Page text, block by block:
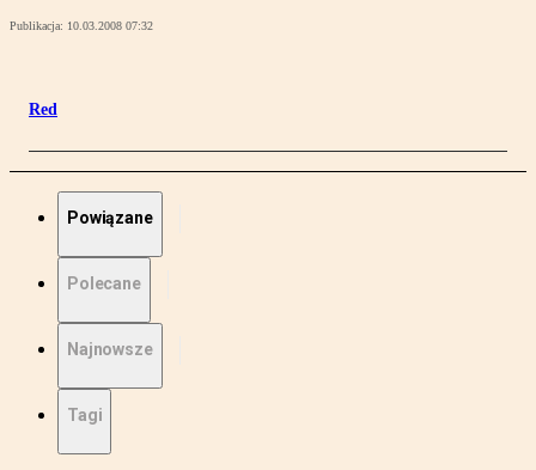
Publikacja: 10.03.2008 07:32
Red
Powiązane
Polecane
Najnowsze
Tagi